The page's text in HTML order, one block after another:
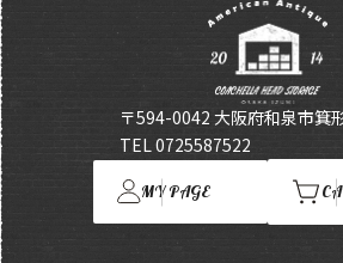
〒594-0042 大阪府和泉市箕
TEL 0725587522
MY PAGE